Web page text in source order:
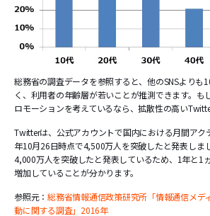
総務省の調査データを参照すると、他のSNSよりも
く、利用者の年齢層が若いことが推測できます。も
ロモーションを考えているなら、拡散性の高い
Twitterは、公式アカウントで国内における月間アク
年10月26日時点で4,500万人を突破したと発表しま
4,000万人を突破したと発表しているため、1年と1
増加していることが分かります。
参照元：総務省情報通信政策研究所「情報通信メデ
動に関する調査」2016年